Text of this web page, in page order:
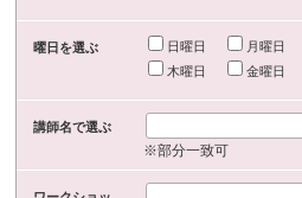
曜日を選ぶ 日曜日 月曜日
木曜日
金曜日
講師名で選ぶ
※部分一致可